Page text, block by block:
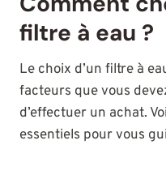
filtre à eau ?
Le choix d’un filtre à
facteurs que vous
d’effectuer un achat.
essentiels pour vous